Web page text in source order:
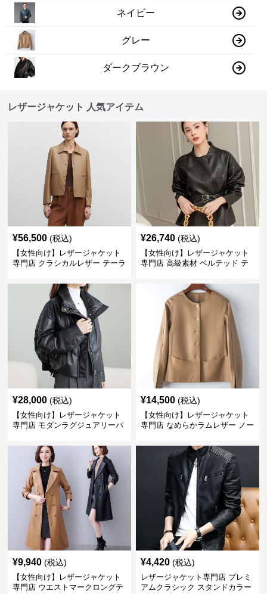
ネイビー
グレー
ダークブラウン
レザージャケット 人気アイテム
¥56,500 (税込)
【女性向け】レザージャケット
専門店 クラシカルレザー テーラ
¥26,740 (税込)
【女性向け】レザージャケット
専門店 高級素材 ベルテッド テ
¥28,000 (税込)
【女性向け】レザージャケット
専門店 モダンラグジュアリーパ
¥14,500 (税込)
【女性向け】レザージャケット
専門店 なめらかラムレザー ノー
¥9,940 (税込)
【女性向け】レザージャケット
専門店 ウエストマークロングテ
¥4,420 (税込)
レザージャケット専門店 プレミ
アムクラシック スタンドカラー